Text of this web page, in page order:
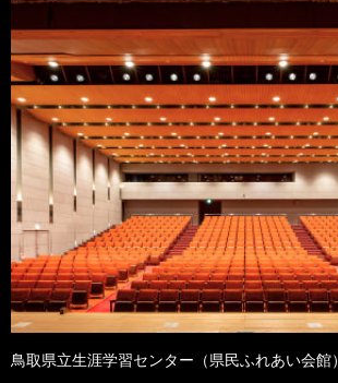
鳥取県立生涯学習センター（県民ふれあい会館）